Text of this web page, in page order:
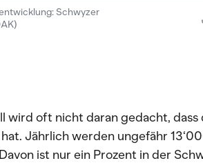
Schwyzer
wird oft nicht daran gedacht, dass
Jährlich werden ungefähr
ist nur ein Prozent in der